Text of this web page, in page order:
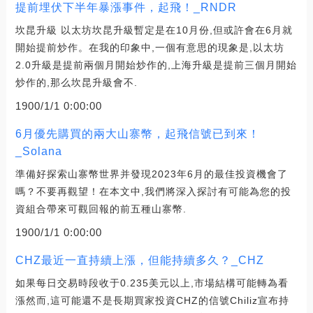
提前埋伏下半年暴漲事件，起飛！_RNDR
坎昆升級 以太坊坎昆升級暫定是在10月份,但或許會在6月就
開始提前炒作。在我的印象中,一個有意思的現象是,以太坊
2.0升級是提前兩個月開始炒作的,上海升級是提前三個月開始
炒作的,那么坎昆升級會不.
1900/1/1 0:00:00
6月優先購買的兩大山寨幣，起飛信號已到來！
_Solana
準備好探索山寨幣世界并發現2023年6月的最佳投資機會了
嗎？不要再觀望！在本文中,我們將深入探討有可能為您的投
資組合帶來可觀回報的前五種山寨幣.
1900/1/1 0:00:00
CHZ最近一直持續上漲，但能持續多久？_CHZ
如果每日交易時段收于0.235美元以上,市場結構可能轉為看
漲然而,這可能還不是長期買家投資CHZ的信號Chiliz宣布持